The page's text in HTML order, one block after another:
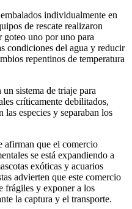
individualmente en
de rescate realizaron
goteo uno por uno para
condiciones del agua y reducir
repentinos de temperatura
sistema de triaje para
críticamente debilitados,
especies y separaban los
afirman que el comercio
se está expandiendo a
exóticas y acuarios
advierten que este comercio
frágiles y exponer a los
la captura y el transporte.